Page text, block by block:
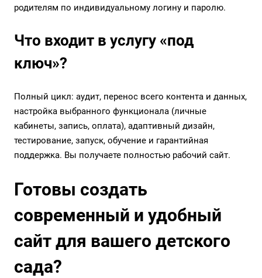
родителям по индивидуальному логину и паролю.
Что входит в услугу «под
ключ»?
Полный цикл: аудит, перенос всего контента и данных,
настройка выбранного функционала (личные
кабинеты, запись, оплата), адаптивный дизайн,
тестирование, запуск, обучение и гарантийная
поддержка. Вы получаете полностью рабочий сайт.
Готовы создать
современный и удобный
сайт для вашего детского
сада?